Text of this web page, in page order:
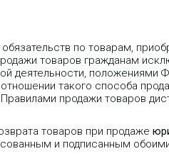
по товарам,
товаров гражданам
деятельности, положениями
такого способа
продажи товаров
товаров при продаже
и подписанным